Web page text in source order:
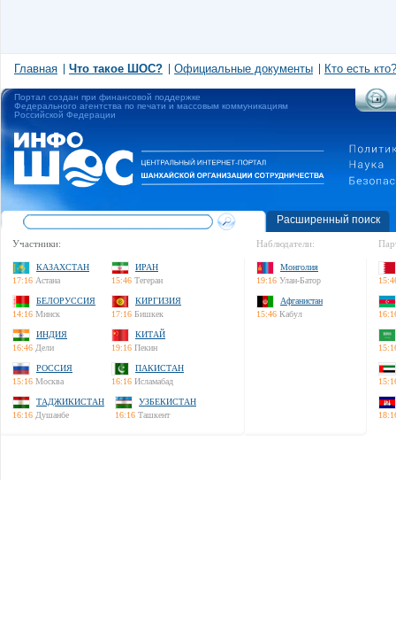
Главная Что такое ШОС? Официальные документы Кто есть кто?
Портал создан при финансовой поддержке
Федерального агентства по печати и массовым коммуникациям
Российской Федерации
Расширенный поиск
Участники:
КАЗАХСТАН
17:16 Астана
ИРАН
15:46 Тегеран
БЕЛОРУССИЯ
14:16 Минск
КИРГИЗИЯ
17:16 Бишкек
ИНДИЯ
16:46 Дели
КИТАЙ
19:16 Пекин
РОССИЯ
15:16 Москва
ПАКИСТАН
16:16 Исламабад
ТАДЖИКИСТАН
16:16 Душанбе
УЗБЕКИСТАН
16:16 Ташкент
Наблюдатели:
Монголия
19:16 Улан-Батор
Афганистан
15:46 Кабул